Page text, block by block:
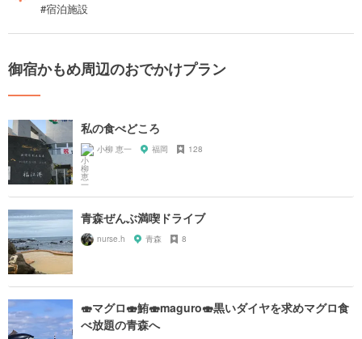
#宿泊施設
御宿かもめ周辺のおでかけプラン
私の食べどころ
小柳 恵一 福岡 128
青森ぜんぶ満喫ドライブ
nurse.h 青森 8
🍣マグロ🍣鮪🍣maguro🍣黒いダイヤを求めマグロ食
べ放題の青森へ